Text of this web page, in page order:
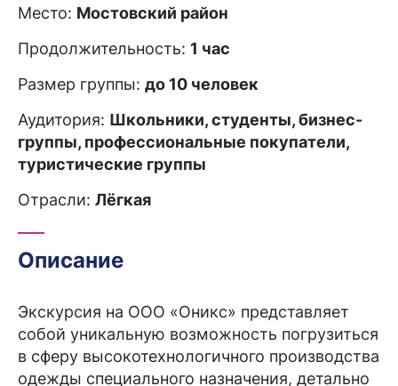
Место: Мостовский район
Продолжительность: 1 час
Размер группы: до 10 человек
Аудитория: Школьники, студенты, бизнес-
группы, профессиональные покупатели,
туристические группы
Отрасли: Лёгкая
Описание
Экскурсия на ООО «Оникс» представляет
собой уникальную возможность погрузиться
в сферу высокотехнологичного производства
одежды специального назначения, детально